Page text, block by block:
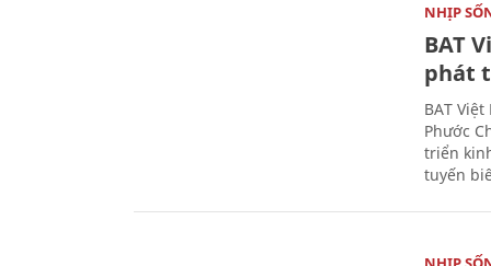
NHỊP
BAT
phát
BAT
Phước
triển
tuyến